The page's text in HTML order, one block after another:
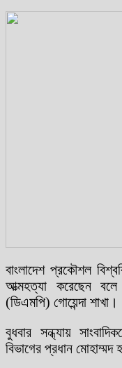
বাংলাদেশ প্রকৌশল
আত্মহত্যা করেছেন বলে
(ডিএমপি) গোয়েন্দা শাখা।
বুধবার সন্ধ্যায়
বিভাগের প্রধান